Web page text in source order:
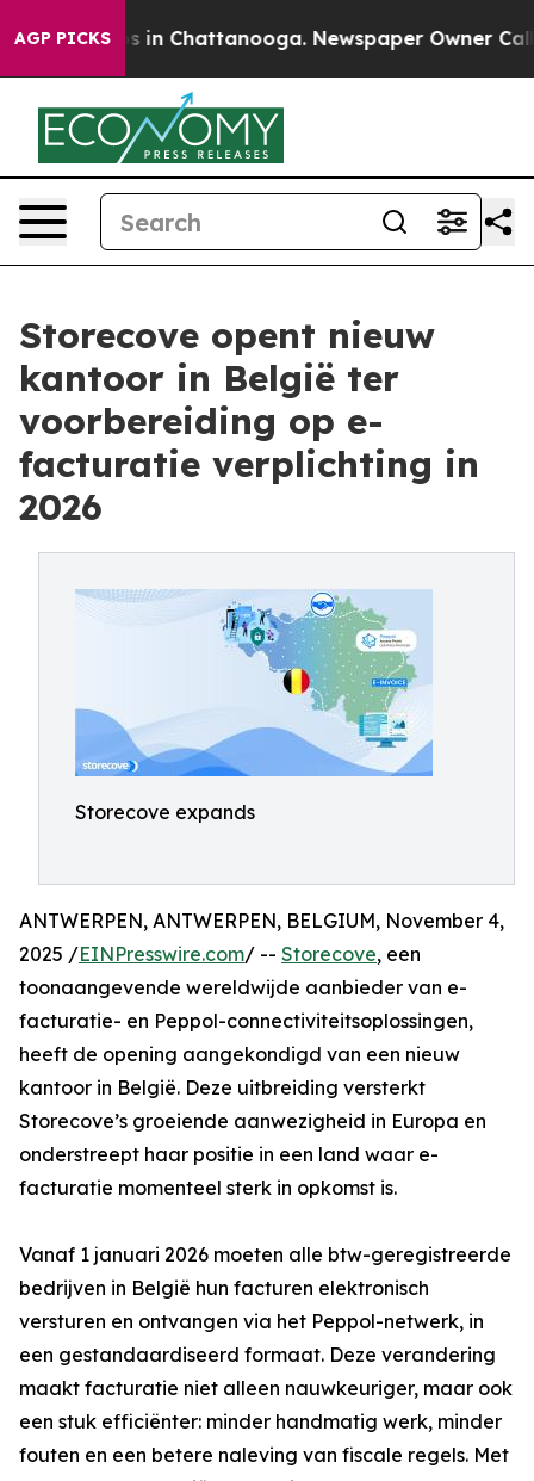
AGP PICKS
Chaos in Chattanooga. Newspaper Owner Calls
Storecove opent nieuw
kantoor in België ter
voorbereiding op e-
facturatie verplichting in
2026
Storecove expands
ANTWERPEN, ANTWERPEN, BELGIUM, November 4,
2025 /EINPresswire.com/ -- Storecove, een
toonaangevende wereldwijde aanbieder van e-
facturatie- en Peppol-connectiviteitsoplossingen,
heeft de opening aangekondigd van een nieuw
kantoor in België. Deze uitbreiding versterkt
Storecove’s groeiende aanwezigheid in Europa en
onderstreept haar positie in een land waar e-
facturatie momenteel sterk in opkomst is.
Vanaf 1 januari 2026 moeten alle btw-geregistreerde
bedrijven in België hun facturen elektronisch
versturen en ontvangen via het Peppol-netwerk, in
een gestandaardiseerd formaat. Deze verandering
maakt facturatie niet alleen nauwkeuriger, maar ook
een stuk efficiënter: minder handmatig werk, minder
fouten en een betere naleving van fiscale regels. Met